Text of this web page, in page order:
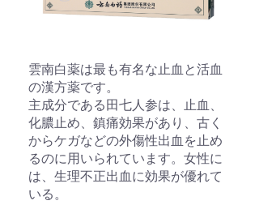
雲南白薬は最も有名な止血と活血
の漢方薬です。
主成分である田七人参は、止血、
化膿止め、鎮痛効果があり、古く
からケガなどの外傷性出血を止め
るのに用いられています。女性に
は、生理不正出血に効果が優れて
いる。